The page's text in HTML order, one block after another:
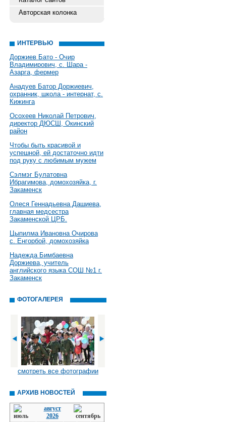
Авторская колонка
ИНТЕРВЬЮ
Доржиев Бато - Очир
Владимирович, с. Шара -
Азарга, фермер
Анадуев Батор Доржиевич,
охранник, школа - интернат, с.
Кижинга
Осохеев Николай Петрович,
директор ДЮСШ, Окинский
район
Чтобы быть красивой и
успешной, ей достаточно идти
под руку с любимым мужем
Сэлмэг Булатовна
Ибрагимова, домохозяйка, г.
Закаменск
Олеся Геннадьевна Дашиева,
главная медсестра
Закаменской ЦРБ.
Цыпилма Ивановна Очирова
с. Енгорбой, домохозяйка
Надежда Бимбаевна
Доржиева, учитель
английского языка СОШ №1 г.
Закаменск
ФОТОГАЛЕРЕЯ
смотреть все фотографии
АРХИВ НОВОСТЕЙ
август
2026